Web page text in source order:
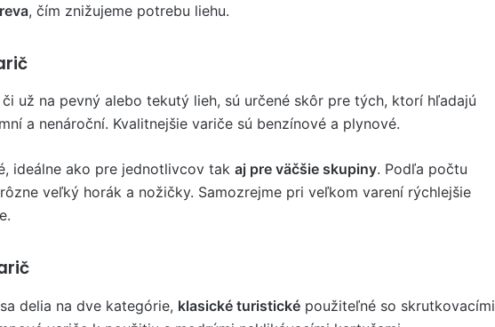
, čím znižujeme potrebu liehu.
už na pevný alebo tekutý lieh, sú určené skôr pre tých, ktorí hľadajú
a nenároční. Kvalitnejšie variče sú benzínové a plynové.
ideálne ako pre jednotlivcov tak aj pre väčšie skupiny. Podľa počtu
veľký horák a nožičky. Samozrejme pri veľkom varení rýchlejšie
delia na dve kategórie, klasické turistické použiteľné so skrutkovacími